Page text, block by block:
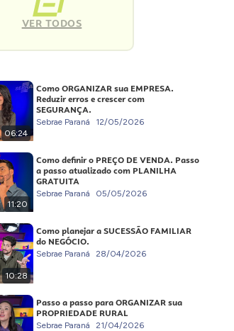
VER TODOS
06:24
Como ORGANIZAR sua EMPRESA.
Reduzir erros e crescer com
SEGURANÇA.
Sebrae Paraná 12/05/2026
11:20
Como definir o PREÇO DE VENDA. Passo
a passo atualizado com PLANILHA
GRATUITA
Sebrae Paraná 05/05/2026
10:28
Como planejar a SUCESSÃO FAMILIAR
do NEGÓCIO.
Sebrae Paraná 28/04/2026
Passo a passo para ORGANIZAR sua
PROPRIEDADE RURAL
Sebrae Paraná 21/04/2026